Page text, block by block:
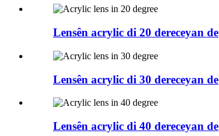
Lensên acrylic di 20 dereceyan de
Lensên acrylic di 30 dereceyan de
Lensên acrylic di 40 dereceyan de